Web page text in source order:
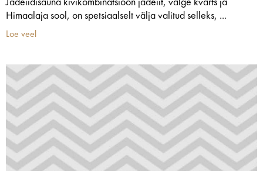
Jadeiidisauna kivikombinatsioon jadeiit, valge kvarts ja
Himaalaja sool, on spetsiaalselt välja valitud selleks, ...
Loe veel